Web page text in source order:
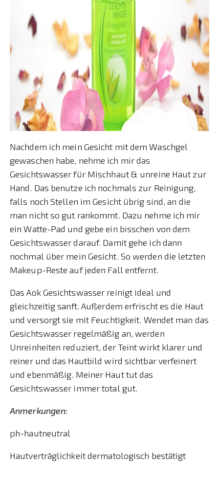
Nachdem ich mein Gesicht mit dem Waschgel
gewaschen habe, nehme ich mir das
Gesichtswasser für Mischhaut & unreine Haut zur
Hand. Das benutze ich nochmals zur Reinigung,
falls noch Stellen im Gesicht übrig sind, an die
man nicht so gut rankommt. Dazu nehme ich mir
ein Watte-Pad und gebe ein bisschen von dem
Gesichtswasser darauf. Damit gehe ich dann
nochmal über mein Gesicht. So werden die letzten
Makeup-Reste auf jeden Fall entfernt.
Das Aok Gesichtswasser reinigt ideal und
gleichzeitig sanft. Außerdem erfrischt es die Haut
und versorgt sie mit Feuchtigkeit. Wendet man das
Gesichtswasser regelmäßig an, werden
Unreinheiten reduziert, der Teint wirkt klarer und
reiner und das Hautbild wird sichtbar verfeinert
und ebenmäßig. Meiner Haut tut das
Gesichtswasser immer total gut.
Anmerkungen:
ph-hautneutral
Hautverträglichkeit dermatologisch bestätigt